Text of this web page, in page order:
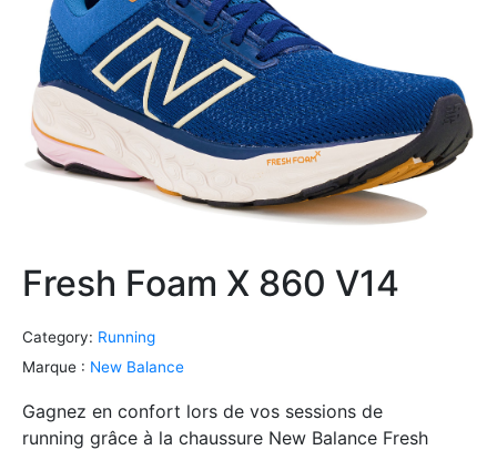
Fresh Foam X 860 V14
Category: Running
Marque : New Balance
Gagnez en confort lors de vos sessions de
running grâce à la chaussure New Balance Fresh